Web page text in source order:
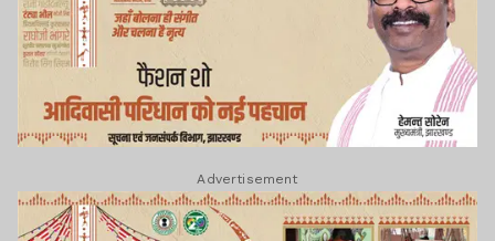
Advertisement